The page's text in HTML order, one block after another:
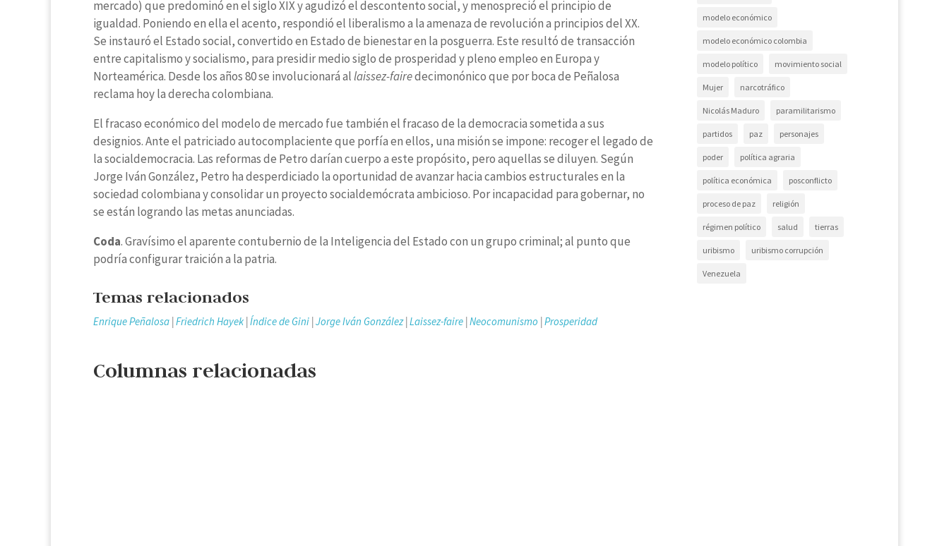
mercado) que predominó en el siglo XIX y agudizó el descontento social, y menospreció el principio de
igualdad. Poniendo en ella el acento, respondió el liberalismo a la amenaza de revolución a principios del XX.
Se instauró el Estado social, convertido en Estado de bienestar en la posguerra. Este resultó de transacción
entre capitalismo y socialismo, para presidir medio siglo de prosperidad y pleno empleo en Europa y
Norteamérica. Desde los años 80 se involucionará allaissez-fairedecimonónico que por boca de Peñalosa
reclama hoy la derecha colombiana.
El fracaso económico del modelo de mercado fue también el fracaso de la democracia sometida a sus
designios. Ante el patriciado autocomplaciente que porfía en ellos, una misión se impone: recoger el legado de
la socialdemocracia. Las reformas de Petro darían cuerpo a este propósito, pero aquellas se diluyen. Según
Jorge Iván González, Petro ha desperdiciado la oportunidad de avanzar hacia cambios estructurales en la
sociedad colombiana y consolidar un proyecto socialdemócrata ambicioso. Por incapacidad para gobernar, no
se están logrando las metas anunciadas.
Coda. Gravísimo el aparente contubernio de la Inteligencia del Estado con un grupo criminal; al punto que
podría configurar traición a la patria.
Temas relacionados
Enrique Peñalosa |Friedrich Hayek |Índice de Gini |Jorge Iván González|Laissez-faire |Neocomunismo |Prosperidad
modelo económico
modelo económico colombia
modelo político movimiento social
Mujer narcotráfico
Nicolás Maduro paramilitarismo
partidos paz personajes
poder política agraria
política económica posconflicto
proceso de paz religión
régimen político salud tierras
uribismo uribismo corrupción
Venezuela
Columnas relacionadas